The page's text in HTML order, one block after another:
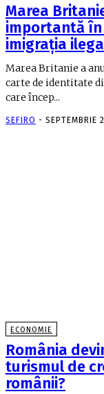
Marea
importantă în
imigrația
Marea Britanie a
carte de identitate
care încep...
SEFIRO - SEPTEMBRIE
ECONOMIE
România
turismul de
românii?